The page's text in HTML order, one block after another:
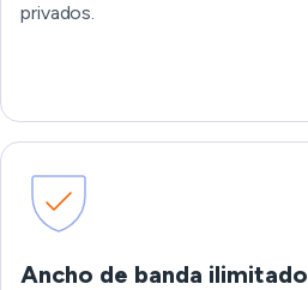
privados.
Ancho de banda ilimitado